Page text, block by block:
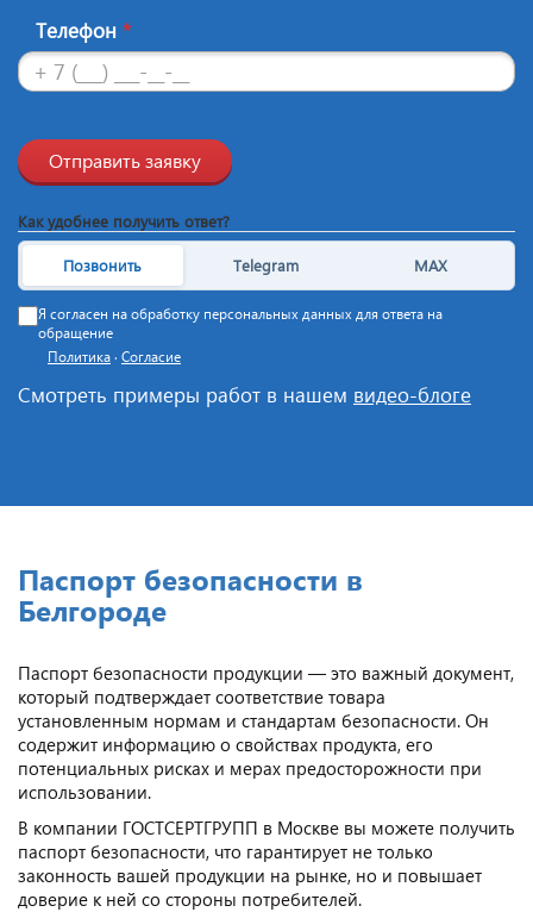
Телефон *
Отправить заявку
Как удобнее получить ответ?
Позвонить Telegram MAX
Я согласен на обработку персональных данных для ответа на
обращение
Политика · Согласие
Смотреть примеры работ в нашем видео-блоге
Паспорт безопасности в
Белгороде
Паспорт безопасности продукции — это важный документ,
который подтверждает соответствие товара
установленным нормам и стандартам безопасности. Он
содержит информацию о свойствах продукта, его
потенциальных рисках и мерах предосторожности при
использовании.
В компании ГОСТСЕРТГРУПП в Москве вы можете получить
паспорт безопасности, что гарантирует не только
законность вашей продукции на рынке, но и повышает
доверие к ней со стороны потребителей.